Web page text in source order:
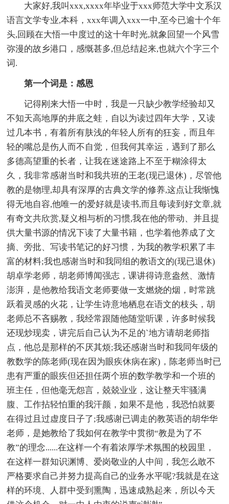
大家好,我叫xxx,xxxx年毕业于xxx师范大学中文系汉
语言文学专业,本科，xxx年调入xxx一中,至今已逾十个年
头,回顾在大悟一中度过的这十年时光,就象回望一个风雪
弥漫的故乡港口，感慨甚多,但总结起来,也就六个字三个
词.
第一个词是：感恩
记得刚来大悟一中时，我是一只缺少教学经验却又
不知天高地厚的井底之蛙，自以为读过四年大学，又读
过几本书，有着所有肤浅的年轻人所有的狂妄，而且年
轻的嘴总是伤人而不自觉，但我何其幸运，遇到了那么
多德高望重的长者，让我在迷途路上不至于糊涂得太
久，我非常感谢当时和我共班的王老(现已退休)，尽管他
教的是物理,却具有深厚的古典文学的修养,这点让我惭愧
得无地自容,他唯一的爱好就是读书,而且每读到好文章,就
有奇文共欣赏,疑义相与析的习惯,我在他的带动、并且提
供大量书源的情况下读了大量书籍，也学着他养成了文
摘、旁批、写读书笔记的好习惯，为我的教学积累了丰
富的材料;我也感谢当时和我同组的教语文的(现已退休)
胡卓学老师，胡老师博闻强志，课讲得诗意盎然、激情
澎湃，是他教给我语文老师要做一支燃烧的烟，时常跳
跃着灵感的火花，让学生诗意地栖息在语文的枝头，胡
老师总不吝赐教，我经常跟随他随堂听课，许多时候我
还现炒现卖，讲完后自己认为不足的`地方请胡老师指
点，他总是那样的不厌其烦;我还感谢当时和我同年级的
教数学的陈老师(现在因为眼疾休病在家)，陈老师当时已
患有严重的眼疾但还担任两个班的数学教学和一个班的
班主任，但他毫无怨言，兢兢业业，这让整天牢骚满
腹、工作拈轻怕重的我汗颜，如果不是他，我恐怕就要
在得过且过虚度日子了;我感谢已调走的教英语的胡华华
老师，是她教给了我如何在教学中贯彻“教是为了不
教”的理念......在这样一个有着浓厚学术氛围的校园里，
在这样一群知识渊博、爱岗敬业的人中间，我怎么敢不
严格要求自己并努力提高自己的业务水平呢?我就是在这
样的环境、人群中受到熏陶，迅速成熟起来，所以今天